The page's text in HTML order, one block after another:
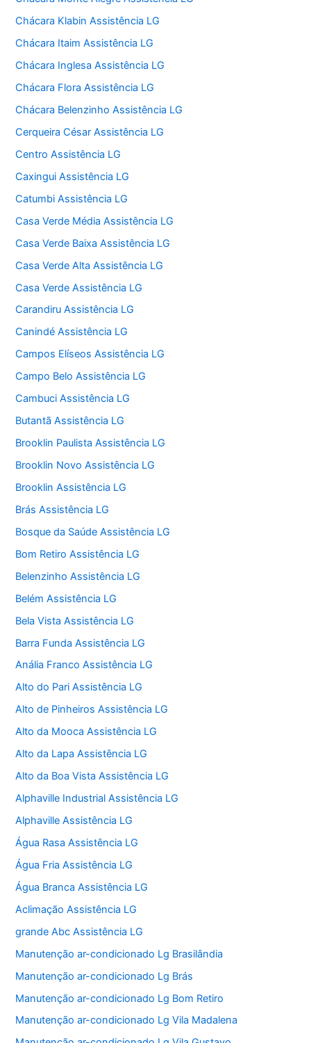
Chácara Klabin Assistência LG
Chácara Itaim Assistência LG
Chácara Inglesa Assistência LG
Chácara Flora Assistência LG
Chácara Belenzinho Assistência LG
Cerqueira César Assistência LG
Centro Assistência LG
Caxingui Assistência LG
Catumbi Assistência LG
Casa Verde Média Assistência LG
Casa Verde Baixa Assistência LG
Casa Verde Alta Assistência LG
Casa Verde Assistência LG
Carandiru Assistência LG
Canindé Assistência LG
Campos Elíseos Assistência LG
Campo Belo Assistência LG
Cambuci Assistência LG
Butantã Assistência LG
Brooklin Paulista Assistência LG
Brooklin Novo Assistência LG
Brooklin Assistência LG
Brás Assistência LG
Bosque da Saúde Assistência LG
Bom Retiro Assistência LG
Belenzinho Assistência LG
Belém Assistência LG
Bela Vista Assistência LG
Barra Funda Assistência LG
Anália Franco Assistência LG
Alto do Pari Assistência LG
Alto de Pinheiros Assistência LG
Alto da Mooca Assistência LG
Alto da Lapa Assistência LG
Alto da Boa Vista Assistência LG
Alphaville Industrial Assistência LG
Alphaville Assistência LG
Água Rasa Assistência LG
Água Fria Assistência LG
Água Branca Assistência LG
Aclimação Assistência LG
grande Abc Assistência LG
Manutenção ar-condicionado Lg Brasilândia
Manutenção ar-condicionado Lg Brás
Manutenção ar-condicionado Lg Bom Retiro
Manutenção ar-condicionado Lg Vila Madalena